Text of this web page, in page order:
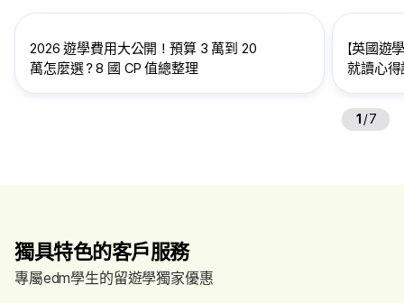
2026 遊學費用大公開！預算 3 萬到 20
萬怎麼選？8 國 CP 值總整理
【英國遊
就讀心得
1 /7
獨具特色的客戶服務
專屬edm學生的留遊學獨家優惠